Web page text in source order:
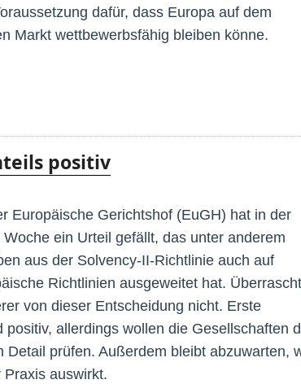
dafür, dass Europa auf dem
Markt wettbewerbsfähig bleiben könne.
positiv
Europäische Gerichtshof (EuGH) hat in der
ein Urteil gefällt, das unter anderem
aus der Solvency-II-Richtlinie auch auf
Richtlinien ausgeweitet hat. Überrascht
von dieser Entscheidung nicht. Erste
positiv, allerdings wollen die Gesellschaften
Detail prüfen. Außerdem bleibt abzuwarten,
auswirkt.